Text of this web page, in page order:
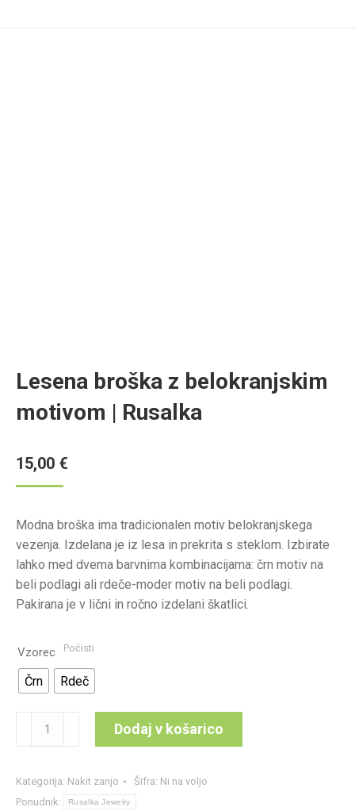
Lesena broška z belokranjskim
motivom | Rusalka
15,00 €
Modna broška ima tradicionalen motiv belokranjskega
vezenja. Izdelana je iz lesa in prekrita s steklom. Izbirate
lahko med dvema barvnima kombinacijama: črn motiv na
beli podlagi ali rdeče-moder motiv na beli podlagi.
Pakirana je v lični in ročno izdelani škatlici.
Vzorec
Črn Rdeč
Počisti
Lesena
belokranjskim
motivom
Dodaj v košarico
Kategorija: Nakit zanjo Šifra: Ni na voljo
Ponudnik:
Rusalka Jewelry